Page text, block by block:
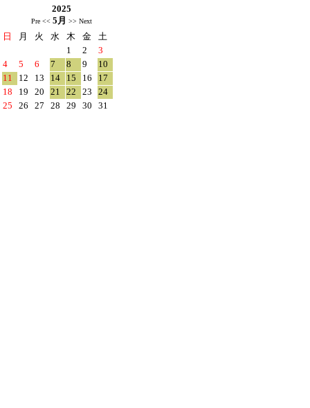
2025
Pre << 5月 >> Next
日 月 火 水 木 金
土
1
2
3
4
5 6 7 8 9
10
11
12 13 14 15 16
17
18
19 20 21 22 23
24
25
26 27 28 29 30 31